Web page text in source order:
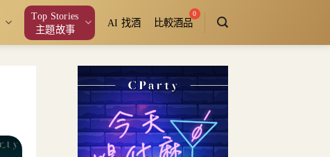
Top Stories
主題故事
AI 找酒 比較酒品